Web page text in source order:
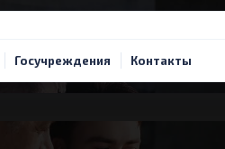
Госучреждения Контакты